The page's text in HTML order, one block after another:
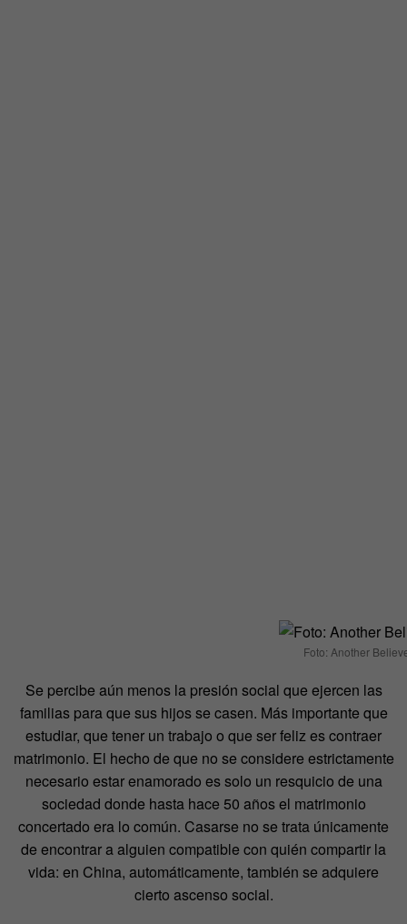
Foto: Another
Se percibe aún menos la presión social que ejercen las
familias para que sus hijos se casen. Más importante que
estudiar, que tener un trabajo o que ser feliz es contraer
matrimonio. El hecho de que no se considere estrictamente
necesario estar enamorado es solo un resquicio de una
sociedad donde hasta hace 50 años el matrimonio
concertado era lo común. Casarse no se trata únicamente
de encontrar a alguien compatible con quién compartir la
vida: en China, automáticamente, también se adquiere
cierto ascenso social.